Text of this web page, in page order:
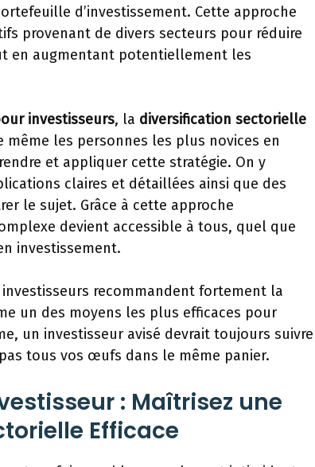
d’investissement. Cette approche
provenant de divers secteurs pour réduire
en augmentant potentiellement les
investisseurs, la diversification sectorielle
les personnes les plus novices en
et appliquer cette stratégie. On y
claires et détaillées ainsi que des
le sujet. Grâce à cette approche
devient accessible à tous, quel que
investissement.
recommandent fortement la
un des moyens les plus efficaces pour
un investisseur avisé devrait toujours suivre
tous vos œufs dans le même panier.
: Maîtrisez une
Efficace